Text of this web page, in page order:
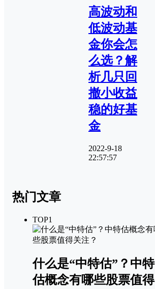
高波动和
低波动基
金你会怎
么选？解
析几只回
撤小收益
稳的好基
金
2022-9-18
22:57:57
热门文章
TOP1
什么是“中特估”？中特
估概念有哪些股票值得